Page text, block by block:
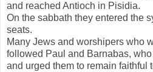
and reached Antioch in Pisidia.
On the sabbath they entered the
seats.
Many Jews and worshipers who
followed Paul and Barnabas,
and urged them to remain faithful